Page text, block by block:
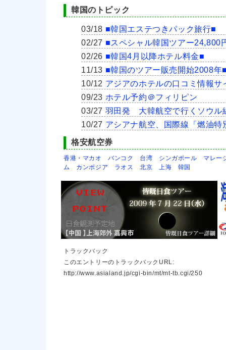
韓国のトピック
03/18 ■韓国エステつきパック旅行■
02/27 ■スペシャル韓国ツアー24,800
02/26 ■韓国4月以降ホテル料金■
11/13 ■韓国のツアー販売開始2008年
10/12 アジアのホテルの口コミ情報サ
09/23 ホテル予約＠フィリピン
03/27 羽田発 大韓航空で行くソウル
10/27 アシアナ航空、国際線「燃油
格安航空券
香港・マカオ バンコク 台湾 シンガポール
マレー
ム
カンボジア ラオス 北京 上海 韓国
トラックバック
このエントリーのトラックバックURL:
http://www.asialand.jp/cgi-bin/mt/mt-tb.cgi/250